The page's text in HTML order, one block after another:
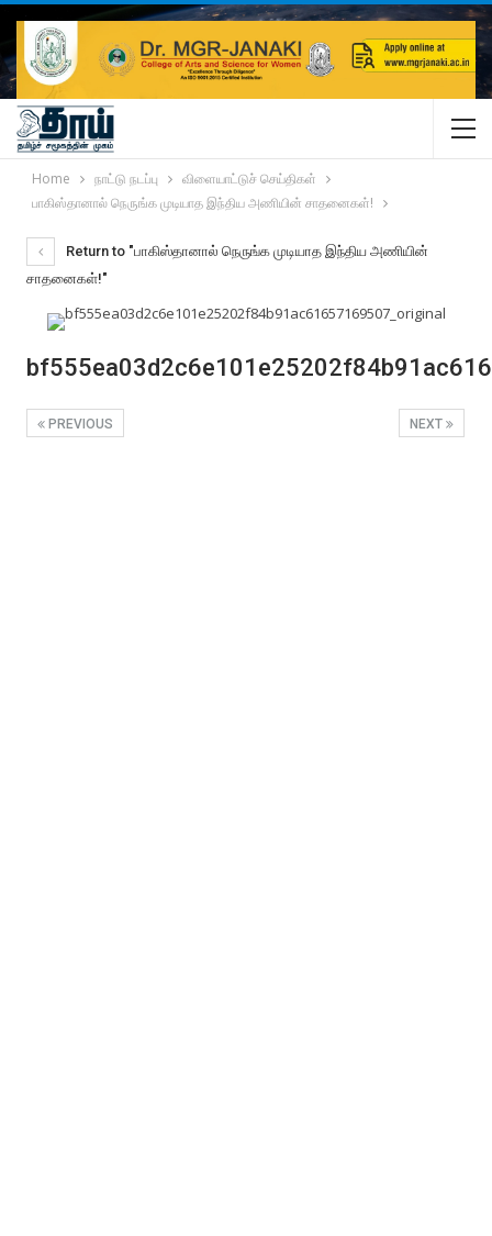
Home நாட்டு நடப்பு
விளையாட்டுச் செய்திகள்
பாகிஸ்தானால் நெருங்க முடியாத இந்திய அணியின் சாதனைகள்!
Return to "பாகிஸ்தானால் நெருங்க முடியாத இந்திய அணியின்
சாதனைகள்!"
NEXT
PREVIOUS